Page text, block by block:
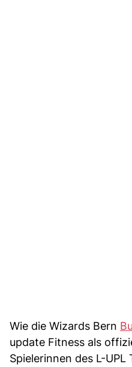
Wie die Wizards Bern
update Fitness als
Spielerinnen des L-UPL